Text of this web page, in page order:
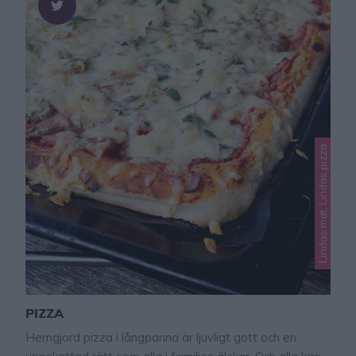
Lindas mat, Lindas pizza
PIZZA
Hemgjord pizza i långpanna är ljuvligt gott och en